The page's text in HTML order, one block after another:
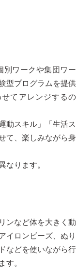
別ワークや集団ワー
型プログラムを提供
てアレンジするの
動スキル」「生活ス
て、楽しみながら身
なります。
ンなど体を大きく動
イロンビーズ、ぬり
などを使いながら行
す。